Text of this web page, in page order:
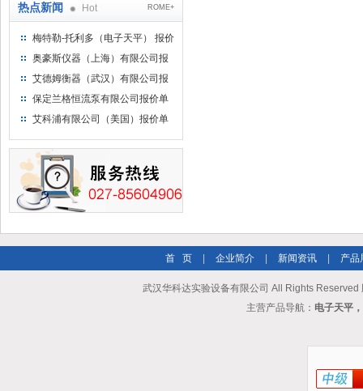
热点新闻 Hot ROME+
梅特勒-托利多（电子天平） 报价
单
奥豪斯仪器（上海）有限公司报
价单
艾德姆衡器（武汉）有限公司报
价单
保定兰格恒流泵有限公司报价单
艾科浦有限公司（美国）报价单
首 页 企业简介 新闻资讯 产品
武汉华科达实验设备有限公司 All Rights Reserved
主营产品导航： 电子天平